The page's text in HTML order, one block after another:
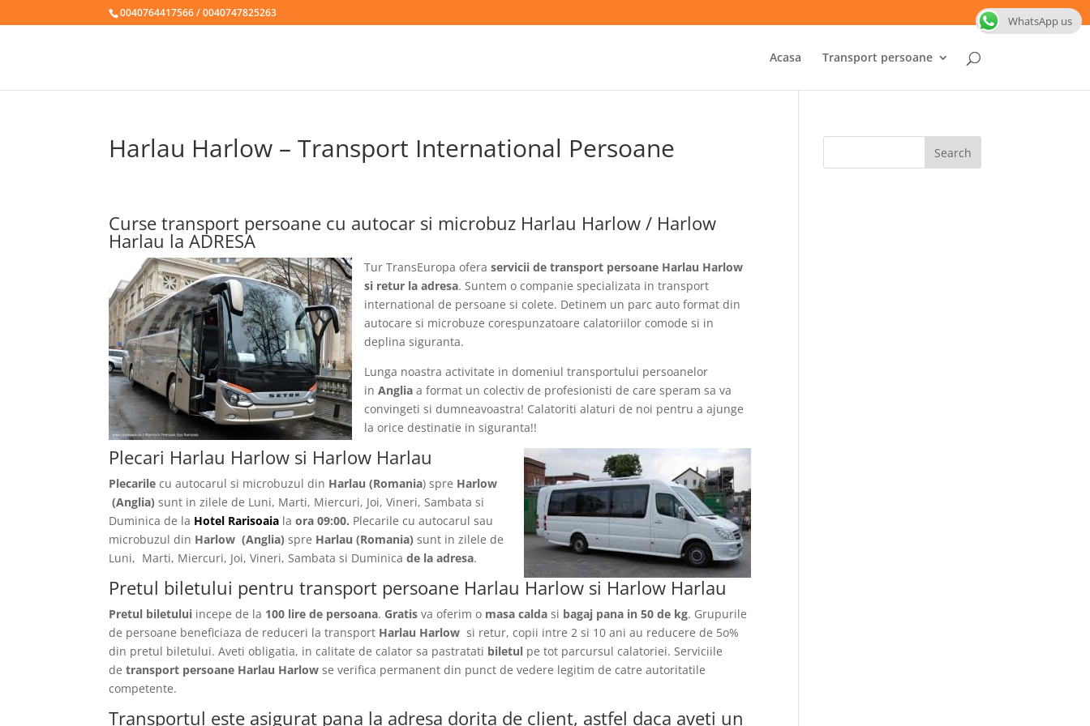
0040764417566 / 0040747825263
Acasa Transport persoane
Harlau Harlow – Transport International Persoane
Curse transport persoane cu autocar si microbuz Harlau Harlow / Harlow
Harlau la ADRESA
Tur TransEuropa oferaservicii de transport persoane Harlau Harlow
si retur la adresa. Suntem o companie specializata in transport
international de persoane si colete. Detinem un parc auto format din
autocare si microbuze corespunzatoare calatoriilor comode si in
deplina siguranta.
Lunga noastra activitate in domeniul transportului persoanelor
inAnglia a format un colectiv de profesionisti de care speram sa va
convingeti si dumneavoastra! Calatoriti alaturi de noi pentru a ajunge
la orice destinatie in siguranta!!
Plecari Harlau Harlow si Harlow Harlau
Plecarile cu autocarul si microbuzul din Harlau (Romania) spre Harlow
(Anglia) sunt in zilele de Luni, Marti, Miercuri, Joi, Vineri, Sambata si
Duminica de la Hotel Rarisoaia laora 09:00. Plecarile cu autocarul sau
microbuzul din Harlow(Anglia) spre Harlau(Romania) sunt in zilele de
Luni, Marti, Miercuri, Joi, Vineri, Sambata si Duminicade la adresa.
Pretul biletului pentru transport persoane Harlau Harlow si Harlow Harlau
Pretul biletului incepe de la 100 lire de persoana. Gratis va oferim o masa calda si bagaj pana in 50 de kg. Grupurile
de persoane beneficiaza de reduceri la transport Harlau Harlow si retur, copii intre 2 si 10 ani au reducere de 5o%
din pretul biletului. Aveti obligatia, in calitate de calator sa pastratati biletul pe tot parcursul calatoriei. Serviciile
detransport persoane Harlau Harlowse verifica permanent din punct de vedere legitim de catre autoritatile
competente.
Transportul este asigurat pana la adresa dorita de client, astfel daca aveti un
WhatsApp us